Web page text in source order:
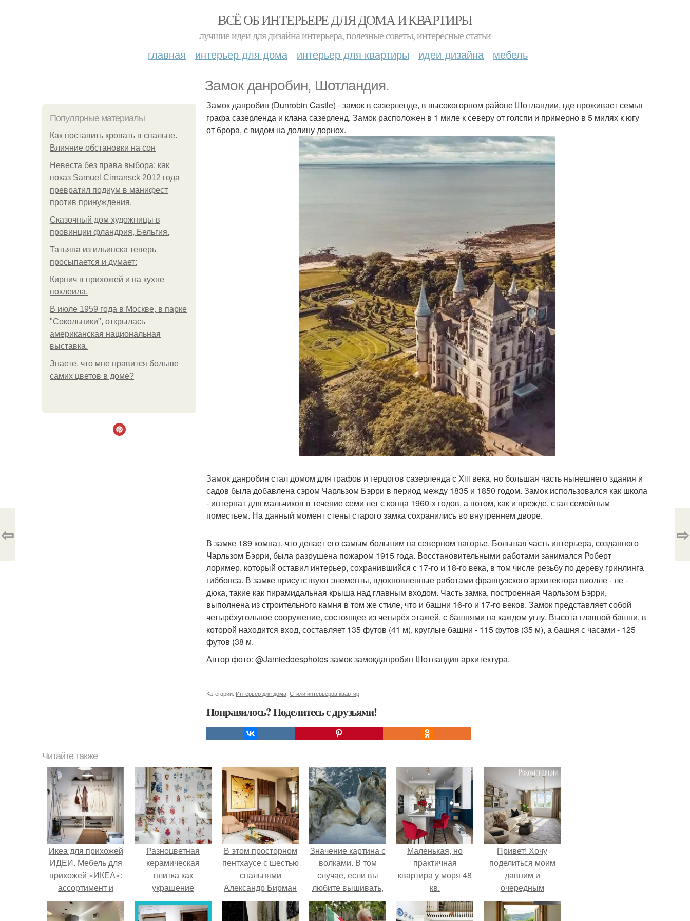
ВСЁ ОБ ИНТЕРЬЕРЕ ДЛЯ ДОМА И КВАРТИРЫ
лучшие идеи для дизайна интерьера, полезные советы, интересные статьи
главная интерьер для дома интерьер для квартиры идеи дизайна мебель
Замок данробин, Шотландия.
Популярные материалы
Как поставить кровать в спальне.
Влияние обстановки на сон
Невеста без права выбора: как
показ Samuel Cirnansck 2012 года
превратил подиум в манифест
против принуждения.
Сказочный дом художницы в
провинции фландрия, Бельгия.
Татьяна из ильинска теперь
просыпается и думает:
Кирпич в прихожей и на кухне
поклеила.
В июле 1959 года в Москве, в парке
"Сокольники", открылась
американская национальная
выставка.
Знаете, что мне нравится больше
самих цветов в доме?
Замок данробин (Dunrobin Castle) - замок в сазерленде, в высокогорном районе Шотландии, где проживает семья
графа сазерленда и клана сазерленд. Замок расположен в 1 миле к северу от голспи и примерно в 5 милях к югу
от брора, с видом на долину дорнох.
Замок данробин стал домом для графов и герцогов сазерленда с Xiii века, но большая часть нынешнего здания и
садов была добавлена сэром Чарльзом Бэрри в период между 1835 и 1850 годом. Замок использовался как школа
- интернат для мальчиков в течение семи лет с конца 1960-х годов, а потом, как и прежде, стал семейным
поместьем. На данный момент стены старого замка сохранились во внутреннем дворе.
В замке 189 комнат, что делает его самым большим на северном нагорье. Большая часть интерьера, созданного
Чарльзом Бэрри, была разрушена пожаром 1915 года. Восстановительными работами занимался Роберт
лоример, который оставил интерьер, сохранившийся с 17-го и 18-го века, в том числе резьбу по дереву гринлинга
гиббонса. В замке присутствуют элементы, вдохновленные работами французского архитектора виолле - ле -
дюка, такие как пирамидальная крыша над главным входом. Часть замка, построенная Чарльзом Бэрри,
выполнена из строительного камня в том же стиле, что и башни 16-го и 17-го веков. Замок представляет собой
четырёхугольное сооружение, состоящее из четырёх этажей, с башнями на каждом углу. Высота главной башни, в
которой находится вход, составляет 135 футов (41 м), круглые башни - 115 футов (35 м), а башня с часами - 125
футов (38 м.
Автор фото: @Jamiedoesphotos замок замокданробин Шотландия архитектура.
Категории: Интерьер для дома Стили интерьеров квартир
Понравилось? Поделитесь с друзьями!
⇦ ⇨
Читайте также
Икеа для прихожей
ИДЕИ. Мебель для
прихожей «ИКЕА»:
ассортимент и
функциональные
особенности
Разноцветная
керамическая
плитка как
украшение
интерьера.
В этом просторном
пентхаусе с шестью
спальнями
Александр Бирман
живет со своей
семьей.
Значение картина с
волками. В том
случае, если вы
любите вышивать,
то наверняка
задумывались о
Маленькая, но
практичная
квартира у моря 48
кв.
Привет! Хочу
поделиться моим
давним и
очередным
неопубликованным
проектом.